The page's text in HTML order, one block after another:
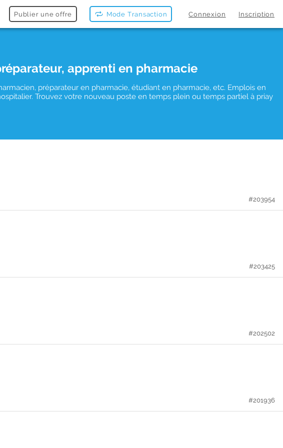
Publier une offre Mode Transaction Connexion Inscription
apprenti en pharmacie
préparateur en pharmacie, étudiant en pharmacie, etc. Emplois en
Trouvez votre nouveau poste en temps plein ou temps partiel à priay
#203954
#203425
#202502
#201936